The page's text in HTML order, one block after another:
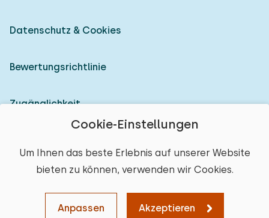
Cookie-Einstellungen
Um Ihnen das beste Erlebnis auf unserer Website
bieten zu können, verwenden wir Cookies.
Anpassen Akzeptieren
Weiter
Karte Sortieren
Datenschutz & Cookies
Bewertungsrichtlinie
Zugänglichkeit
© 2026 Heerlijke Huisjes (eingetragene Marke)